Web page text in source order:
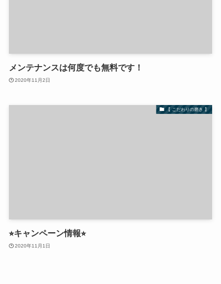
メンテナンスは何度でも無料です！
2020年11月2日
【 こだわりの磨き 】
⭐︎キャンペーン情報⭐︎
2020年11月1日